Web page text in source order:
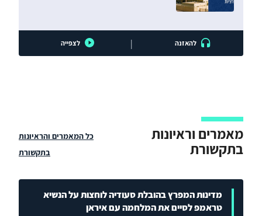
להאזנה | לצפייה
מאמרים וראיונות
בתקשורת
כל המאמרים והראיונות
בתקשורת
מדינות המפרץ בהובלת סעודיה לוחצות על הנשיא
טראמפ לסיים את המלחמה עם איראן